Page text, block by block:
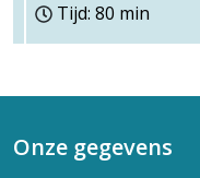
Tijd: 80 min
Onze gegevens